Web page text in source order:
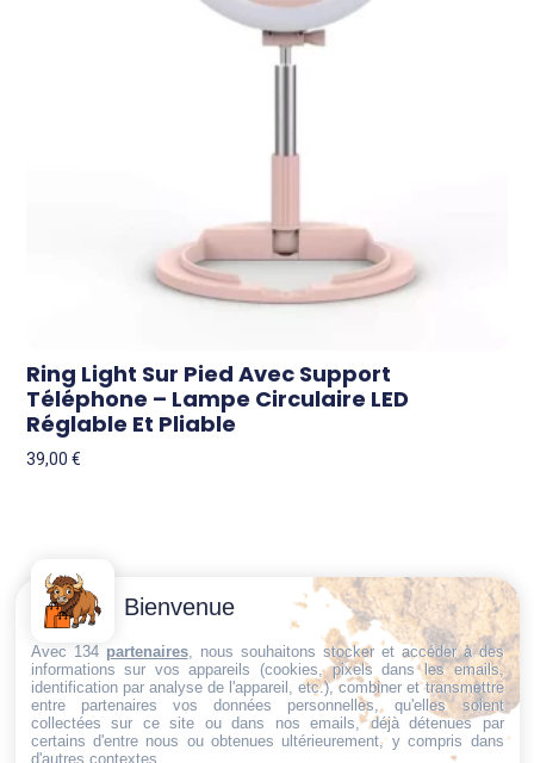
Ring Light Sur Pied Avec Support
Téléphone – Lampe Circulaire LED
Réglable Et Pliable
39,00€
Trouvez ce qu'il vous faut,
au bon endroit
Conditions
générales
de vente
Politique de
cookies
Politique de
Contactez-
Nous
Email:
dt@sasbms.fr
Bienvenue
Avec 134 partenaires, nous souhaitons stocker et accéder à des
informations sur vos appareils (cookies, pixels dans les emails,
identification par analyse de l'appareil, etc.), combiner et transmettre
entre partenaires vos données personnelles, qu'elles soient
collectées sur ce site ou dans nos emails, déjà détenues par
certains d'entre nous ou obtenues ultérieurement, y compris dans
d'autres contextes.